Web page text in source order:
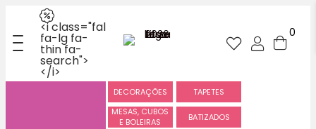
<i class="fal
fa-lg fa-
thin fa-
search">
</i>
0
DECORAÇÕES
TAPETES
MESAS, CUBOS
E BOLEIRAS
BATIZADOS